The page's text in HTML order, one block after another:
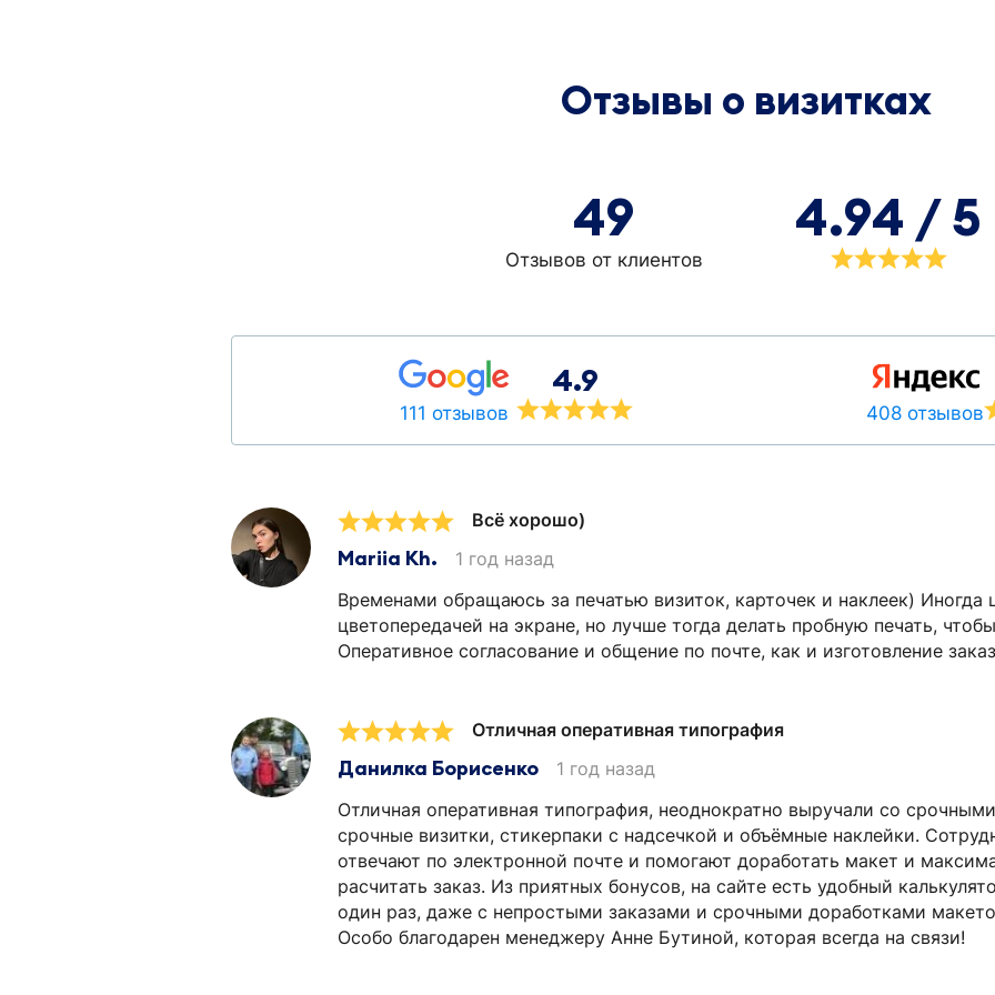
Отзывы о визитках
49
Отзывов от клиентов
4.94 / 5
111 отзывов
4.9
408 отзывов
Всё хорошо)
Mariia Kh.
1 год назад
Временами обращаюсь за печатью визиток, карточек и наклеек) Иногда
цветопередачей на экране, но лучше тогда делать пробную печать,
Оперативное согласование и общение по почте, как и изготовление
Отличная оперативная типография
Данилка Борисенко
1 год назад
Отличная оперативная типография, неоднократно выручали со
срочные визитки, стикерпаки с надсечкой и объёмные наклейки.
отвечают по электронной почте и помогают доработать макет и
расчитать заказ. Из приятных бонусов, на сайте есть удобный
один раз, даже с непростыми заказами и срочными доработками
Особо благодарен менеджеру Анне Бутиной, которая всегда на связи!